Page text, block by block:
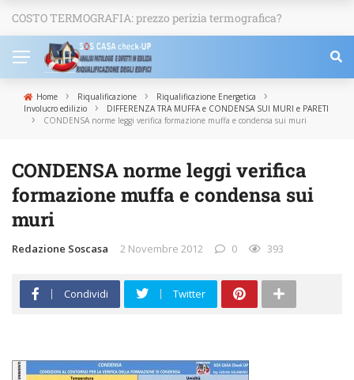
NEWS
COSTO TERMOGRAFIA: prezzo perizia termografica?
Home › Riqualificazione › Riqualificazione Energetica ›
Involucro edilizio › DIFFERENZA TRA MUFFA e CONDENSA SUI MURI e PARETI
› CONDENSA norme leggi verifica formazione muffa e condensa sui muri
CONDENSA norme leggi verifica
formazione muffa e condensa sui
muri
Redazione Soscasa 2 Novembre 2012 0 393
Condividi Twitter